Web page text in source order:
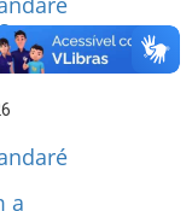
à
Rota